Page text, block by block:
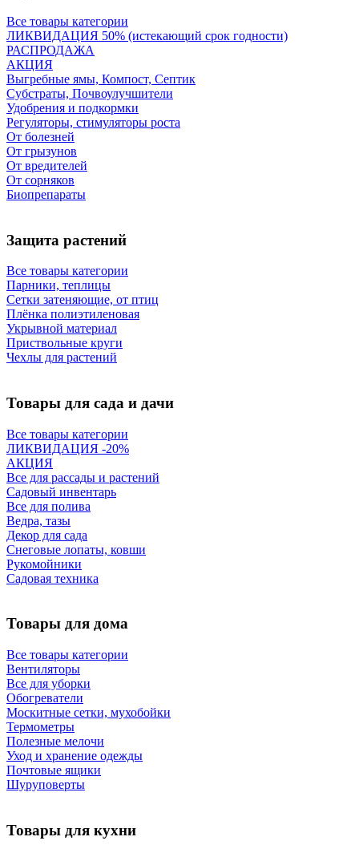
Все товары категории
ЛИКВИДАЦИЯ 50% (истекающий срок годности)
РАСПРОДАЖА
АКЦИЯ
Выгребные ямы, Компост, Септик
Субстраты, Почвоулучшители
Удобрения и подкормки
Регуляторы, стимуляторы роста
От болезней
От грызунов
От вредителей
От сорняков
Биопрепараты
Защита растений
Все товары категории
Парники, теплицы
Сетки затеняющие, от птиц
Плёнка полиэтиленовая
Укрывной материал
Приствольные круги
Чехлы для растений
Товары для сада и дачи
Все товары категории
ЛИКВИДАЦИЯ -20%
АКЦИЯ
Все для рассады и растений
Садовый инвентарь
Все для полива
Ведра, тазы
Декор для сада
Снеговые лопаты, ковши
Рукомойники
Садовая техника
Товары для дома
Все товары категории
Вентиляторы
Все для уборки
Обогреватели
Москитные сетки, мухобойки
Термометры
Полезные мелочи
Уход и хранение одежды
Почтовые ящики
Шуруповерты
Товары для кухни